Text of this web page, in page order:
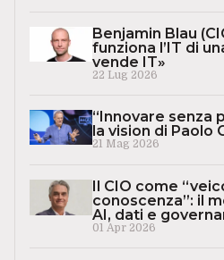
Benjamin Blau
funziona l’IT di
vende IT»
22 Lug 2026
“Innovare senza
la vision di Paolo
21 Mag 2026
Il CIO come
conoscenza”: il
AI, dati e
01 Apr 2026